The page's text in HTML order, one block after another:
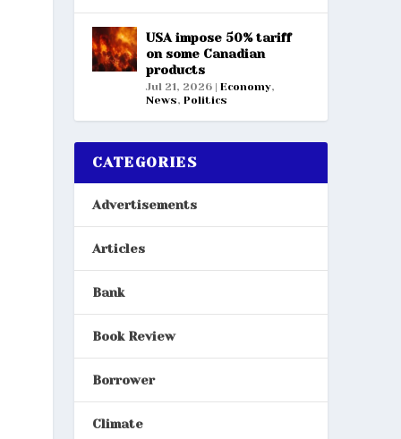
USA impose 50% tariff
on some Canadian
products
Jul 21, 2026| Economy,
News, Politics
CATEGORIES
Advertisements
Articles
Bank
Book Review
Borrower
Climate